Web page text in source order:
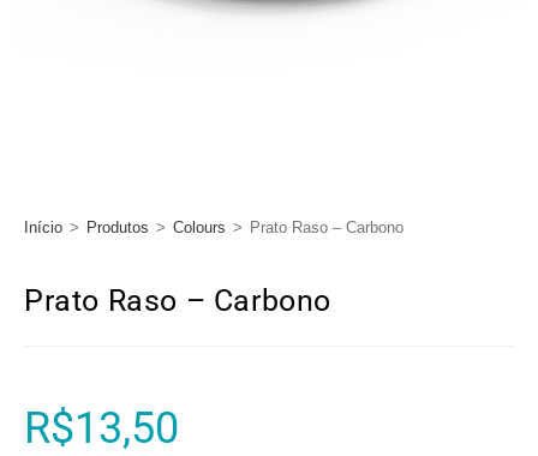
Início > Produtos > Colours > Prato Raso – Carbono
Prato Raso – Carbono
R$13,50